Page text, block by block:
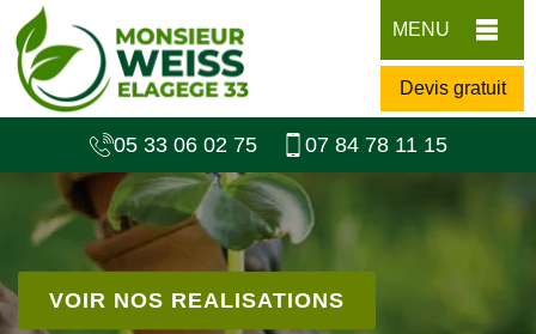
MENU
Devis gratuit
05 33 06 02 75 07 84 78 11 15
VOIR NOS REALISATIONS